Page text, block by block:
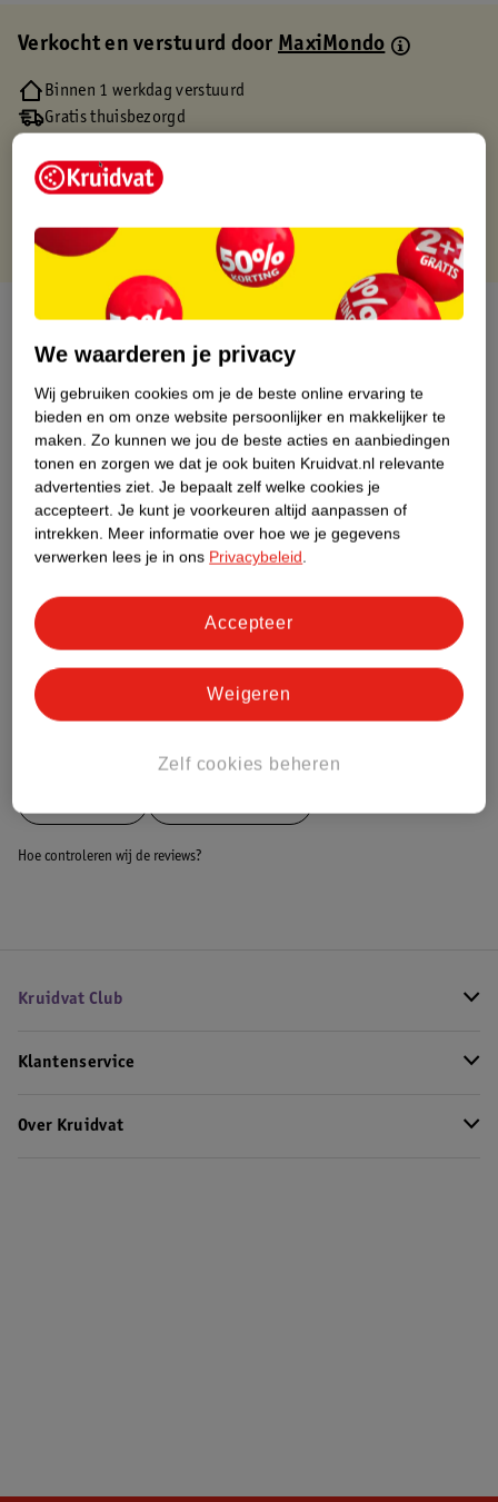
Verkocht en verstuurd doorMaxiMondo
Binnen 1 werkdag verstuurd
Gratis thuisbezorgd
Gratis punten met je Kruidvat kaart
Over dit product
Productinformatie
Etiketinformatie
Nature Impact Score
Dit product heeft (nog) geen Nature
Impact Score.
Bestel & Bezorginformatie
Hoe controleren wij de reviews?
Kruidvat Club
Klantenservice
Over Kruidvat
We waarderen je privacy
Wij gebruiken cookies om je de beste online ervaring te
bieden en om onze website persoonlijker en makkelijker te
maken. Zo kunnen we jou de beste acties en aanbiedingen
tonen en zorgen we dat je ook buiten Kruidvat.nl relevante
advertenties ziet. Je bepaalt zelf welke cookies je
accepteert. Je kunt je voorkeuren altijd aanpassen of
intrekken. Meer informatie over hoe we je gegevens
verwerken lees je in ons Privacybeleid.
Zelf cookies beheren
Weigeren
Accepteer